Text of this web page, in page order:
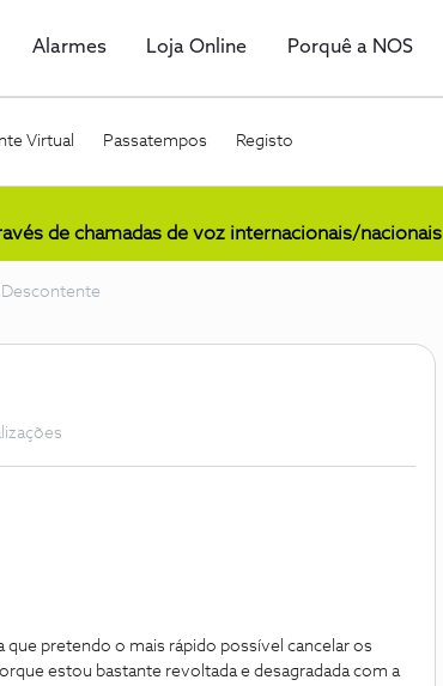
Alarmes Loja Online Porquê a NOS
Virtual Passatempos Registo
de chamadas de voz internacionais/nacionais
Descontente
que pretendo o mais rápido possível cancelar os
estou bastante revoltada e desagradada com a